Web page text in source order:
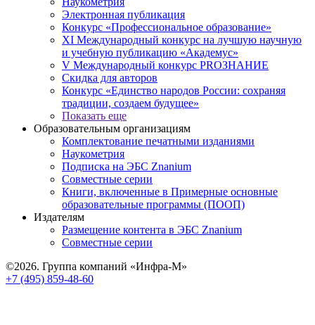
Электронная публикация
Конкурс «Профессиональное образование»
XI Международный конкурс на лучшую научную
и учебную публикацию «Академус»
V Международный конкурс PROЗНАНИЕ
Скидка для авторов
Конкурс «Единство народов России: сохраняя
традиции, создаем будущее»
Показать еще
Образовательным организациям
Комплектование печатными изданиями
Наукометрия
Подписка на ЭБС Znanium
Совместные серии
Книги, включенные в Примерные основные
образовательные программы (ПООП)
Издателям
Размещение контента в ЭБС Znanium
Совместные серии
©2026. Группа компаний «Инфра-М»
+7 (495) 859-48-60